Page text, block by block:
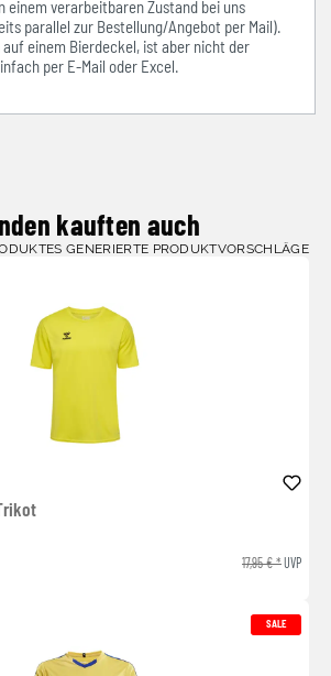
einem verarbeitbaren Zustand bei uns
parallel zur Bestellung/Angebot per Mail).
auf einem Bierdeckel, ist aber nicht der
per E-Mail oder Excel.
kauften auch
GENERIERTE PRODUKTVORSCHLÄGE
17,95 € *UVP
SALE